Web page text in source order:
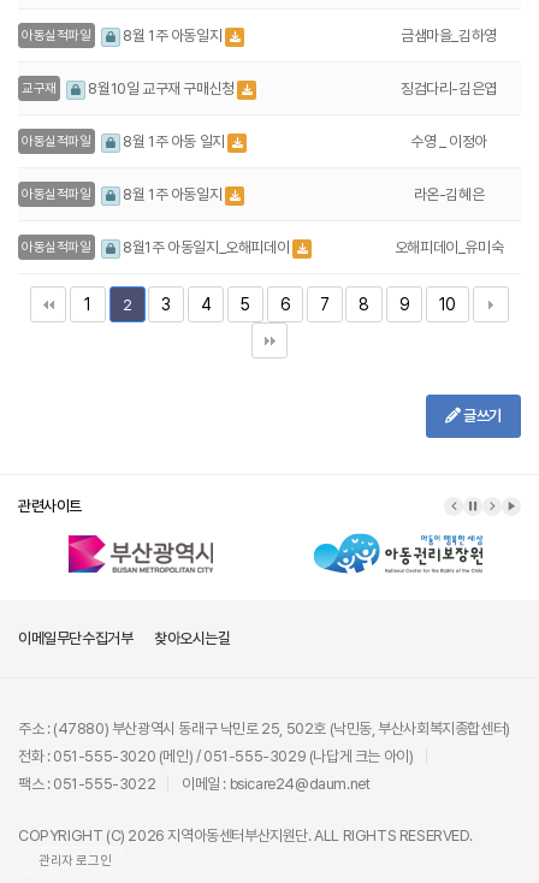
아동실적파일 8월 1주 아동일지 금샘마을_김하영
교구재 8월10일 교구재 구매신청 징검다리-김은엽
아동실적파일 8월 1주 아동 일지 수영 _ 이정아
아동실적파일 8월 1주 아동일지 라온-김혜은
아동실적파일 8월1주 아동일지_오해피데이 오해피데이_유미숙
1 2 3 4 5 6 7 8 9 10
글쓰기
관련사이트
이메일무단수집거부 찾아오시는길
주소 : (47880) 부산광역시 동래구 낙민로 25, 502호 (낙민동, 부산사회복지종합센터)
전화 : 051-555-3020 (메인) / 051-555-3029 (나답게 크는 아이)
팩스 : 051-555-3022
이메일 : bsicare24@daum.net
COPYRIGHT (C) 2026 지역아동센터부산지원단. ALL RIGHTS RESERVED.
관리자 로그인